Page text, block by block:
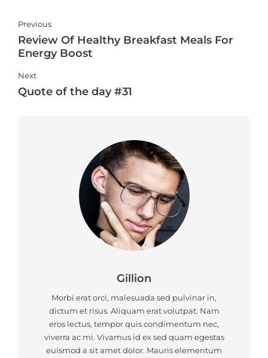
Previous
Review Of Healthy Breakfast Meals For
Energy Boost
Next
Quote of the day #31
Gillion
Morbi erat orci, malesuada sed pulvinar in,
dictum et risus. Aliquam erat volutpat. Nam
eros lectus, tempor quis condimentum nec,
viverra ac mi. Vivamus id ex sed quam egestas
euismod a sit amet dolor. Mauris elementum